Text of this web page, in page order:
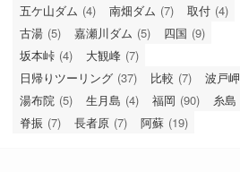
五ケ山ダム (4) 南畑ダム (7) 取付 (4)
古湯 (5) 嘉瀬川ダム (5) 四国 (9)
坂本峠 (4) 大観峰 (7)
日帰りツーリング (37) 比較 (7) 波戸岬
湯布院 (5) 生月島 (4) 福岡 (90) 糸島
脊振 (7) 長者原 (7) 阿蘇 (19)